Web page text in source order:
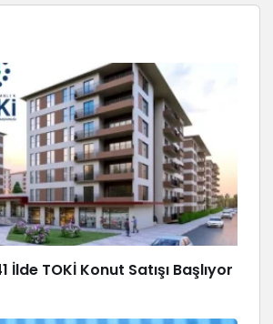
İlde TOKİ Konut Satışı Başlıyor